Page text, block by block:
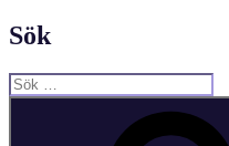
Sök
Sök
efter: